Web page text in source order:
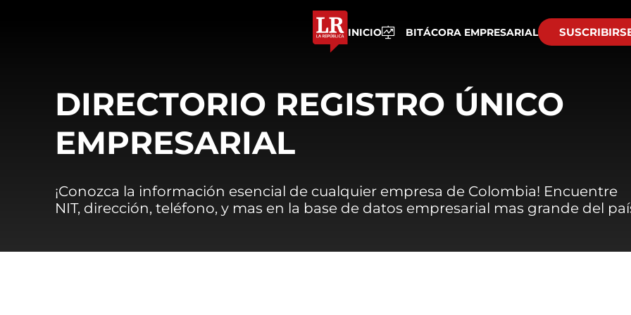
INICIO BITÁCORA EMPRESARIAL
DIRECTORIO REGISTRO ÚNICO
EMPRESARIAL
¡Conozca la información esencial de cualquier empresa de Colombia! Encuentre
NIT, dirección, teléfono, y mas en la base de datos empresarial mas grande del